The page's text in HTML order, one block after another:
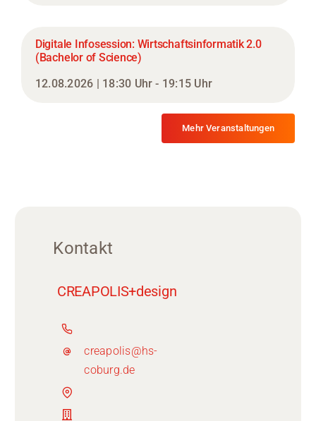
Digitale Infosession: Wirtschaftsinformatik 2.0
(Bachelor of Science)
12.08.2026 | 18:30 Uhr - 19:15 Uhr
Mehr Veranstaltungen
Kontakt
CREAPOLIS+design
creapolis@hs-
coburg.de